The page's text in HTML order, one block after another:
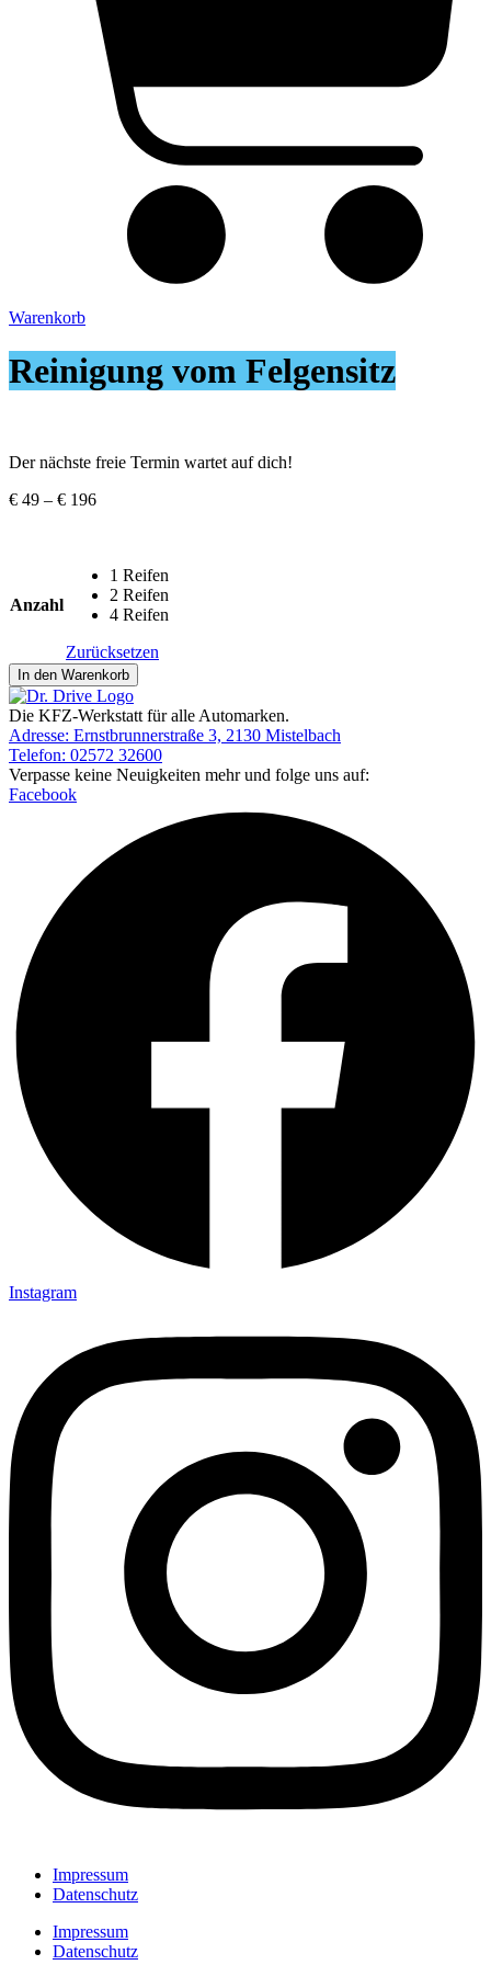
Warenkorb
Reinigung vom Felgensitz
Der nächste freie Termin wartet auf dich!
€ 49 – € 196Preisspanne:
Anzahl
1 Reifen
2 Reifen
4 Reifen
Zurücksetzen
Reinigung
vom
Felgensitz
Menge
In den Warenkorb
Die KFZ-Werkstatt für alle Automarken.
Adresse: Ernstbrunnerstraße 3, 2130 Mistelbach
Telefon: 02572 32600
Verpasse keine Neuigkeiten mehr und folge uns auf:
Facebook
Instagram
Impressum
Datenschutz
Impressum
Datenschutz